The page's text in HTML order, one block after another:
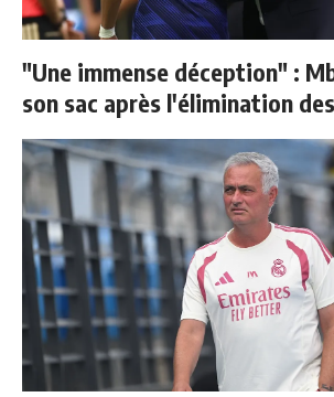
"Une immense déception" :
son sac après l'élimination